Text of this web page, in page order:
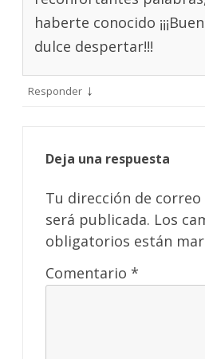
haberte conocido
dulce despertar!!!
Responder ↓
Deja una respuesta
Tu dirección de
será publicada. Los
obligatorios están
Comentario *